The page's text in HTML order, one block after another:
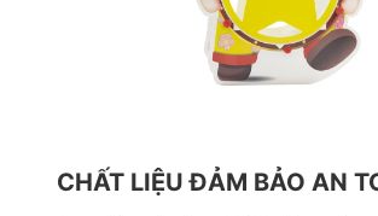
CHẤT LIỆU ĐẢM BẢO AN